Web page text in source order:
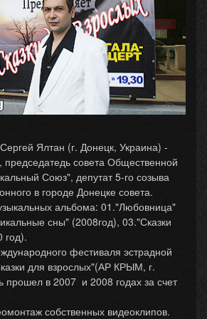
Ялтан (г. Донецк, Украина) -
председатедь совета Общественной
Союз", депутат 5-го созыва
в городе Донецке совета.
альбома: 01."Любовница"
сны" (2008год), 03."Сказки
год).
фестиваля эстрадной
для взрослых"(АР КРЫМ, г.
прошел в 2007 и 2008 годах за счет
собственных видеоклипов.